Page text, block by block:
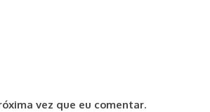
vez que eu comentar.